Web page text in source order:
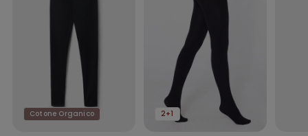
Cotone Organico 2+1